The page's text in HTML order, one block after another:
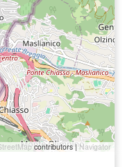
contributors |Navigator